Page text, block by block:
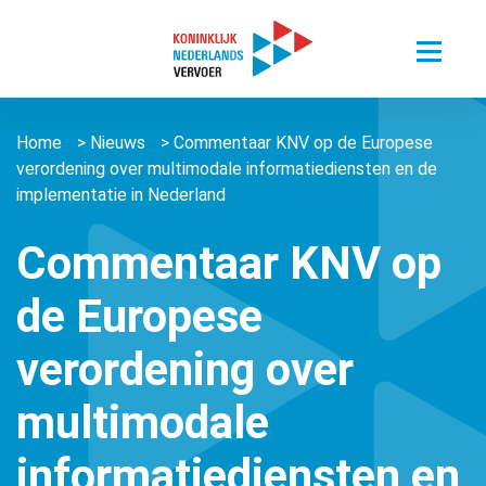
Toggle
van mobiliteit
reizen
belang van personenvervoer
Sectoren
Nederland
en Taxi
Vervoer
Mobility
stichtingen en verenigingen
Nieuws
Over ons
ons
us ǀ English
worden
Agenda
Kennisportaal
Vervoer
Contact
Lid worden
Home > Nieuws > Commentaar KNV op de Europese
verordening over multimodale informatiediensten en de
implementatie in Nederland
Commentaar KNV op
de Europese
verordening over
multimodale